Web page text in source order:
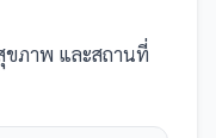
ขภาพ และสถานที่